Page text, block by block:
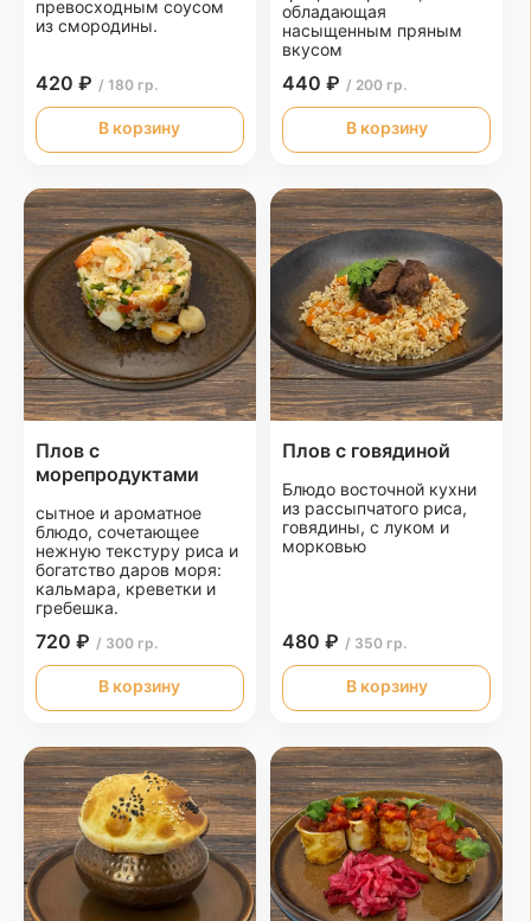
превосходным соусом
из смородины.
420 ₽ / 180 гр.
В корзину
обладающая
насыщенным пряным
вкусом
440 ₽ / 200 гр.
В корзину
Плов с
морепродуктами
сытное и ароматное
блюдо, сочетающее
нежную текстуру риса и
богатство даров моря:
кальмара, креветки и
гребешка.
720 ₽ / 300 гр.
В корзину
Плов с говядиной
Блюдо восточной кухни
из рассыпчатого риса,
говядины, с луком и
морковью
480 ₽ / 350 гр.
В корзину